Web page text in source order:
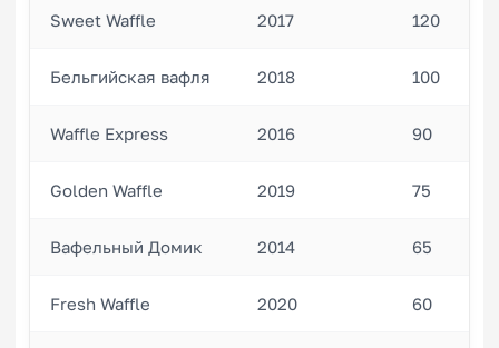
Sweet Waffle 2017 120
Бельгийская вафля 2018 100
Waffle Express 2016 90
Golden Waffle 2019 75
Вафельный Домик 2014 65
Fresh Waffle 2020 60